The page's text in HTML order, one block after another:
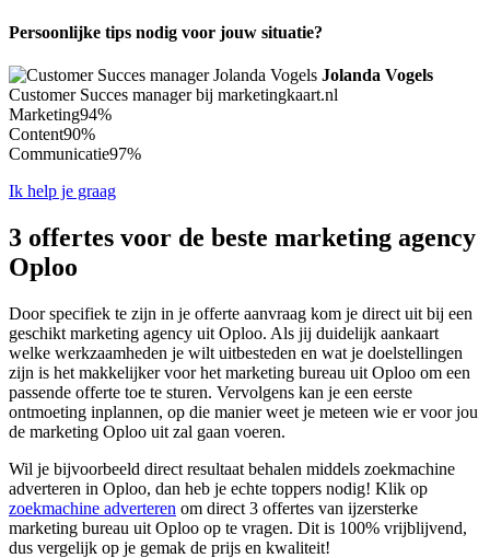
Persoonlijke tips nodig voor jouw situatie?
Jolanda Vogels
Customer Succes manager bij marketingkaart.nl
Marketing94%
Content90%
Communicatie97%
Ik help je graag
3 offertes voor de beste marketing agency
Oploo
Door specifiek te zijn in je offerte aanvraag kom je direct uit bij een
geschikt marketing agency uit Oploo. Als jij duidelijk aankaart
welke werkzaamheden je wilt uitbesteden en wat je doelstellingen
zijn is het makkelijker voor het marketing bureau uit Oploo om een
passende offerte toe te sturen. Vervolgens kan je een eerste
ontmoeting inplannen, op die manier weet je meteen wie er voor jou
de marketing Oploo uit zal gaan voeren.
Wil je bijvoorbeeld direct resultaat behalen middels zoekmachine
adverteren in Oploo, dan heb je echte toppers nodig! Klik op
zoekmachine adverteren om direct 3 offertes van ijzersterke
marketing bureau uit Oploo op te vragen. Dit is 100% vrijblijvend,
dus vergelijk op je gemak de prijs en kwaliteit!